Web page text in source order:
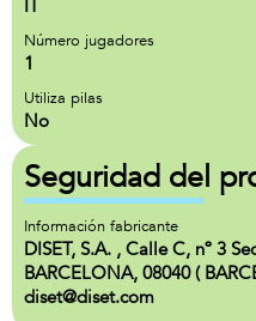
IT
Número jugadores
1
Utiliza pilas
No
Seguridad del
Información fabricante
DISET, S.A. , Calle C, nº 3
BARCELONA, 08040 (
diset@diset.com